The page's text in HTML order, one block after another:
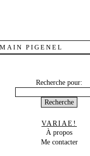
PIGENEL
Recherche pour:
VARIAE!
À propos
Me contacter